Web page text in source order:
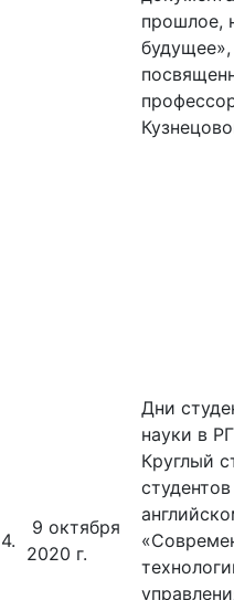
прошлое,
будущее»,
4.
9 октября
2020 г.
Дни
науки в
Круглый